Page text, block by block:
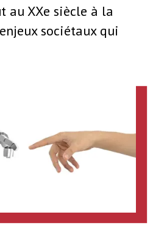
au XXe siècle à la
sociétaux qui